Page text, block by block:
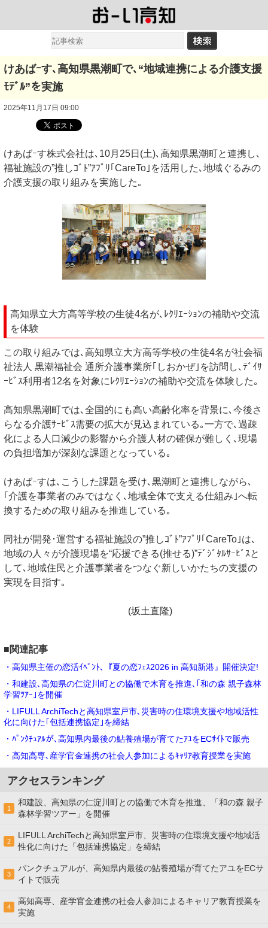
けあばｰす､高知県黒潮町で､“地域連携による介護支援
ﾓﾃﾞﾙ”を実施
2025年11月17日 09:00
けあばｰす株式会社は､10月25日(土)､高知県黒潮町と連携し､
福祉施設の”推しｺﾞﾄ”ｱﾌﾟﾘ｢CareTo｣を活用した､地域ぐるみの
介護支援の取り組みを実施した｡
高知県立大方高等学校の生徒4名が､ﾚｸﾘｴｰｼｮﾝの補助や交流
を体験
この取り組みでは､高知県立大方高等学校の生徒4名が社会福
祉法人 黒潮福祉会 通所介護事業所｢しおかぜ｣を訪問し､ﾃﾞｲｻ
ｰﾋﾞｽ利用者12名を対象にﾚｸﾘｴｰｼｮﾝの補助や交流を体験した｡
高知県黒潮町では､全国的にも高い高齢化率を背景に､今後さ
らなる介護ｻｰﾋﾞｽ需要の拡大が見込まれている｡一方で､過疎
化による人口減少の影響から介護人材の確保が難しく､現場
の負担増加が深刻な課題となっている｡
けあばｰすは､こうした課題を受け､黒潮町と連携しながら､
｢介護を事業者のみではなく､地域全体で支える仕組み｣へ転
換するための取り組みを推進している｡
同社が開発･運営する福祉施設の”推しｺﾞﾄ”ｱﾌﾟﾘ｢CareTo｣は､
地域の人々が介護現場を“応援できる(推せる)”ﾃﾞｼﾞﾀﾙｻｰﾋﾞｽと
して､地域住民と介護事業者をつなぐ新しいかたちの支援の
実現を目指す｡
(坂土直隆)
■関連記事
・高知県主催の恋活ｲﾍﾞﾝﾄ､『夏の恋ﾌｪｽ2026 in 高知新港』開催決定!
・和建設､高知県の仁淀川町との協働で木育を推進､｢和の森 親子森林
学習ﾂｱｰ｣を開催
・LIFULL ArchiTechと高知県室戸市､災害時の住環境支援や地域活性
化に向けた｢包括連携協定｣を締結
・ﾊﾟﾝｸﾁｭｱﾙが､高知県内最後の鮎養殖場が育てたｱﾕをECｻｲﾄで販売
・高知高専､産学官金連携の社会⼈参加によるｷｬﾘｱ教育授業を実施
アクセスランキング
1
和建設、高知県の仁淀川町との協働で木育を推進、「和の森 親子
森林学習ツアー」を開催
2
LIFULL ArchiTechと高知県室戸市、災害時の住環境支援や地域活
性化に向けた「包括連携協定」を締結
3
パンクチュアルが、高知県内最後の鮎養殖場が育てたアユをECサ
イトで販売
4
高知高専、産学官金連携の社会⼈参加によるキャリア教育授業を
実施